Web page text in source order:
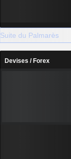
Suite du Palmarès
Devises / Forex